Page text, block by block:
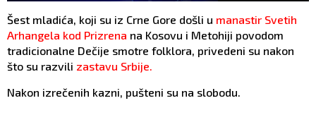
Šest mladića, koji su iz Crne Gore došli u manastir Svetih
Arhangela kod Prizrena na Kosovu i Metohiji povodom
tradicionalne Dečije smotre folklora, privedeni su nakon
što su razvili zastavu Srbije.
Nakon izrečenih kazni, pušteni su na slobodu.